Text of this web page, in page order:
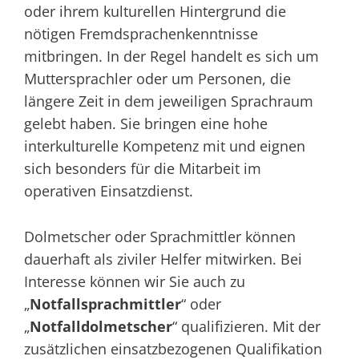
oder ihrem kulturellen Hintergrund die
nötigen Fremdsprachenkenntnisse
mitbringen. In der Regel handelt es sich um
Muttersprachler oder um Personen, die
längere Zeit in dem jeweiligen Sprachraum
gelebt haben. Sie bringen eine hohe
interkulturelle Kompetenz mit und eignen
sich besonders für die Mitarbeit im
operativen Einsatzdienst.
Dolmetscher oder Sprachmittler können
dauerhaft als ziviler Helfer mitwirken. Bei
Interesse können wir Sie auch zu
„Notfallsprachmittler“ oder
„Notfalldolmetscher“ qualifizieren. Mit der
zusätzlichen einsatzbezogenen Qualifikation